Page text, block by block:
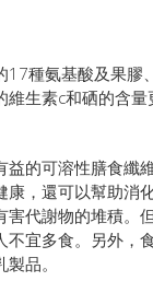
17種氨基酸及果膠
維生素c和硒的含
益的可溶性膳食纖
，還可以幫助消​​
害代謝物的堆積。
不宜多食。另外，
品。